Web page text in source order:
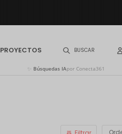
PROYECTOS
Búsquedas IApor Conecta361